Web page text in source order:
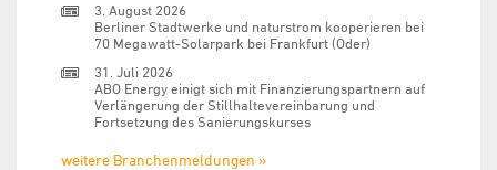
3. August 2026
Berliner Stadtwerke und naturstrom kooperieren bei
70 Megawatt-Solarpark bei Frankfurt (Oder)
31. Juli 2026
ABO Energy einigt sich mit Finanzierungspartnern auf
Verlängerung der Stillhaltevereinbarung und
Fortsetzung des Sanierungskurses
weitere Branchenmeldungen »